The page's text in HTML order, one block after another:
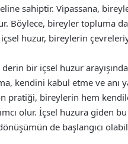
sahiptir. Vipassana,
Böylece, bireyler topluma
huzur, bireylerin
bir içsel huzur
kendini kabul etme ve
pratiği, bireylerin hem
olur. İçsel huzura giden
de başlangıcı